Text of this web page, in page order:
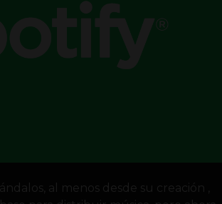
al menos desde su creación ,